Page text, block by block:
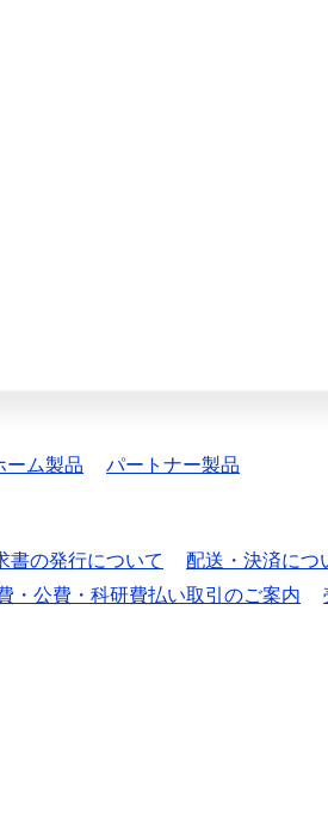
ーム製品 パートナー製品
書の発行について 配送・決済につ
・公費・科研費払い取引のご案内